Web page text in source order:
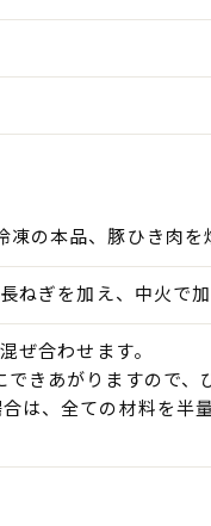
の本品、豚ひき肉を
ぎを加え、中火で加
ぜ合わせます。
きあがりますので、
は、全ての材料を半